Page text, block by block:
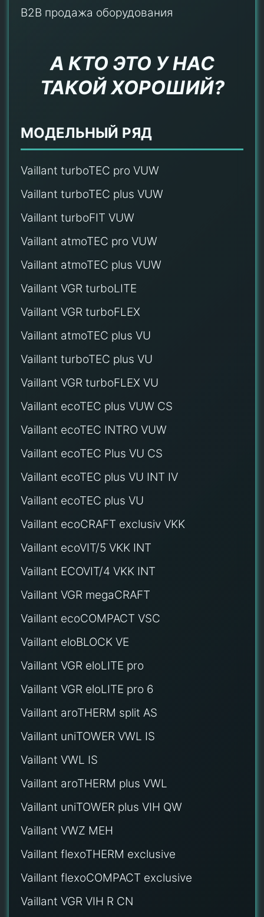
B2B продажа оборудования
А КТО ЭТО У НАС
ТАКОЙ ХОРОШИЙ?
МОДЕЛЬНЫЙ РЯД
Vaillant turboTEC pro VUW
Vaillant turboTEC plus VUW
Vaillant turboFIT VUW
Vaillant atmoTEC pro VUW
Vaillant atmoTEC plus VUW
Vaillant VGR turboLITE
Vaillant VGR turboFLEX
Vaillant atmoTEC plus VU
Vaillant turboTEC plus VU
Vaillant VGR turboFLEX VU
Vaillant ecoTEC plus VUW CS
Vaillant ecoTEC INTRO VUW
Vaillant ecoTEC Plus VU CS
Vaillant ecoTEC plus VU INT IV
Vaillant ecoTEC plus VU
Vaillant ecoCRAFT exclusiv VKK
Vaillant ecoVIT/5 VKK INT
Vaillant ECOVIT/4 VKK INT
Vaillant VGR megaCRAFT
Vaillant ecoCOMPACT VSC
Vaillant eloBLOCK VE
Vaillant VGR eloLITE pro
Vaillant VGR eloLITE pro 6
Vaillant aroTHERM split AS
Vaillant uniTOWER VWL IS
Vaillant VWL IS
Vaillant aroTHERM plus VWL
Vaillant uniTOWER plus VIH QW
Vaillant VWZ MEH
Vaillant flexoTHERM exclusive
Vaillant flexoCOMPACT exclusive
Vaillant VGR VIH R CN